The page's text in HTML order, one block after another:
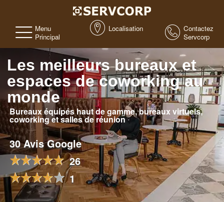
Menu
Principal
Localisation
Contactez
Servcorp
Les meilleurs bureaux et
espaces de coworking au
monde
Bureaux équipés haut de gamme, bureaux virtuels,
coworking et salles de réunion
30 Avis Google
26
1